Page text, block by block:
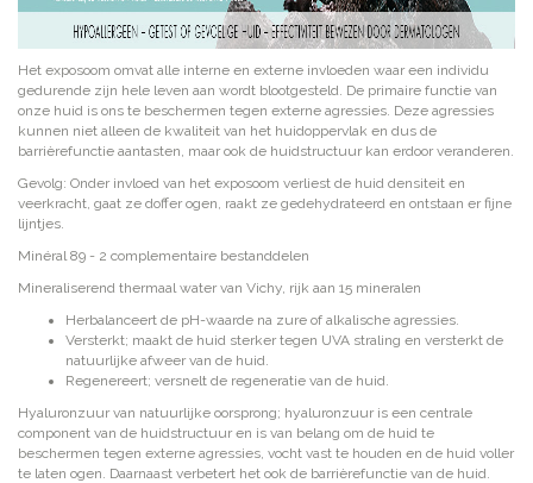
Het exposoom omvat alle interne en externe invloeden waar een individu
gedurende zijn hele leven aan wordt blootgesteld. De primaire functie van
onze huid is ons te beschermen tegen externe agressies. Deze agressies
kunnen niet alleen de kwaliteit van het huidoppervlak en dus de
barrièrefunctie aantasten, maar ook de huidstructuur kan erdoor veranderen.
Gevolg: Onder invloed van het exposoom verliest de huid densiteit en
veerkracht, gaat ze doffer ogen, raakt ze gedehydrateerd en ontstaan er fijne
lijntjes.
Minéral 89 - 2 complementaire bestanddelen
Mineraliserend thermaal water van Vichy, rijk aan 15 mineralen
Herbalanceert de pH-waarde na zure of alkalische agressies.
Versterkt; maakt de huid sterker tegen UVA straling en versterkt de
natuurlijke afweer van de huid.
Regenereert; versnelt de regeneratie van de huid.
Hyaluronzuur van natuurlijke oorsprong; hyaluronzuur is een centrale
component van de huidstructuur en is van belang om de huid te
beschermen tegen externe agressies, vocht vast te houden en de huid voller
te laten ogen. Daarnaast verbetert het ook de barrièrefunctie van de huid.